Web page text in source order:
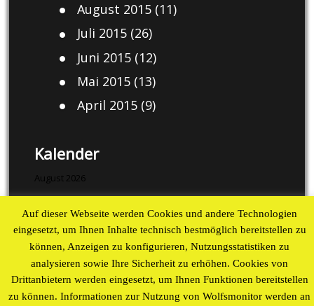
August 2015(11)
Juli 2015(26)
Juni 2015(12)
Mai 2015(13)
April 2015(9)
Kalender
August 2026
M D M D
S
1
2
3
4 5 6 7
9
10
11 12 13 14 15
16
17
18 19 20 21 22
23
24
25 26 27 28 29 30
Auf dieser Webseite werden Cookies und andere Technologien
eingesetzt, um Ihnen Inhalte technisch bestmöglich bereitstellen zu
können, Anzeigen zu konfigurieren, Nutzungsstatistiken zu
analysieren sowie Ihre Sicherheit zu erhöhen. Cookies von
Drittanbietern werden eingesetzt, um Ihnen Funktionen bereitstellen
zu können. Informationen zur Nutzung von Wolfsmonitor werden an